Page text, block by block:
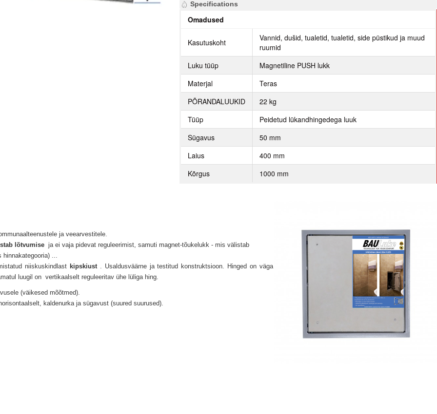
Specifications
Omadused
Kasutuskoht
Vannid, dušid, tualetid, tualetid, side püstikud ja muud
ruumid
Luku tüüp
Magnetiline PUSH lukk
Materjal
Teras
PÕRANDALUUKID
22 kg
Tüüp
Peidetud lükandhingedega luuk
Sügavus
50 mm
Laius
400 mm
Kõrgus
1000 mm
ja veearvestitele.
lõtvumise ja ei vaja pidevat reguleerimist, samuti magnet-tõukelukk - mis välistab
...
niiskuskindlast kipskiust. Usaldusväärne ja testitud konstruktsioon. Hinged on väga
luugil on vertikaalselt reguleeritav ühe lüliga hing.
(väikesed mõõtmed).
kaldenurka ja sügavust (suured suurused).